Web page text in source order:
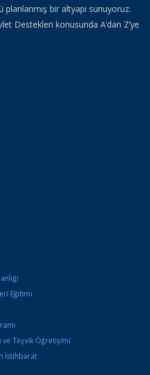
planlanmış bir altyapı sunuyoruz.
Destekleri konusunda A’dan Z’ye
Eğitimi
ve Teşvik Öğretişimi
İstihbarat